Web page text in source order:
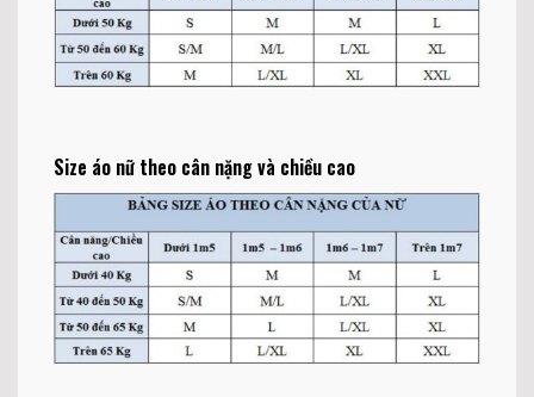
Size áo nữ theo cân nặng và chiều cao